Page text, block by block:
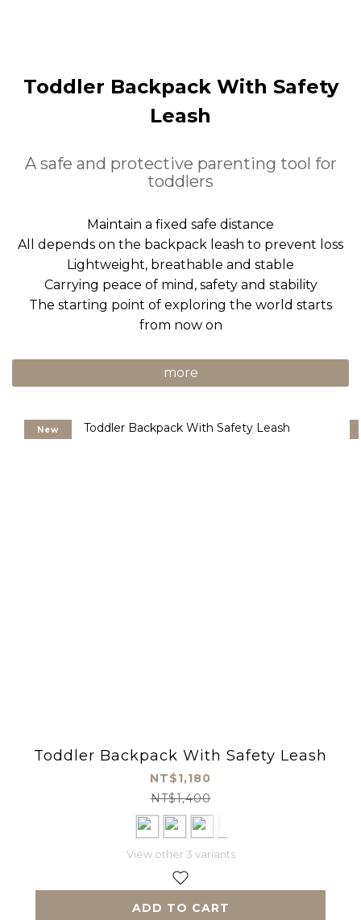
Toddler Backpack With Safety
Leash
A safe and protective parenting tool for
toddlers
Maintain a fixed safe distance
All depends on the backpack leash to prevent loss
Lightweight, breathable and stable
Carrying peace of mind, safety and stability
The starting point of exploring the world starts
from now on
more
New
Toddler Backpack With Safety Leash
NT$1,180
NT$1,400
View other 3 variants
ADD TO CART